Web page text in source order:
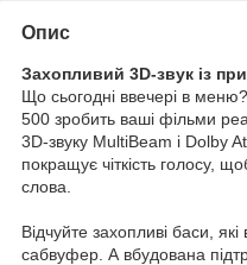
Опис
Захопливий 3D-звук із
Що сьогодні ввечері в
500 зробить ваші фільми
3D-звуку MultiBeam і Dolby
покращує чіткість голосу,
слова.
Відчуйте захопливі баси,
сабвуфер. А вбудована